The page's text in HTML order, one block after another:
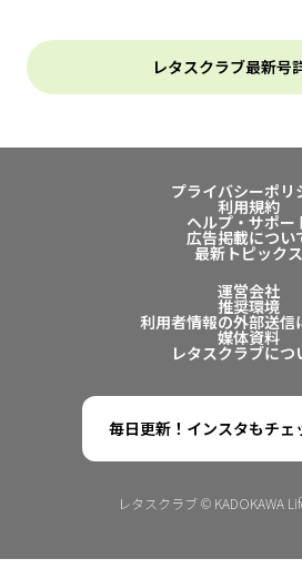
レタスクラブ最新号
プライバシーポリ
利用規約
ヘルプ・サポー
広告掲載につい
最新トピックス
運営会社
推奨環境
利用者情報の外部送信
媒体資料
レタスクラブにつ
毎日更新！インスタもチェ
レタスクラブ © KADOKAWA